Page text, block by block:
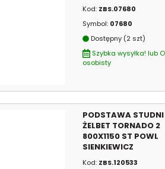
Kod: ZBS.07680
Symbol: 07680
Dostępny (2 szt)
Szybka wysyłka! lub
osobisty
PODSTAWA STUDNI
ŻELBET TORNADO 2
800X1150 ST POWL
SIENKIEWICZ
Kod: ZBS.120533